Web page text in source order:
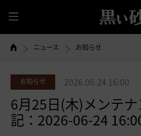
全
体
ニュース お知らせ
お知らせ 2026.06.24 16:00
6月25日(木)メンテ
記：2026-06-24